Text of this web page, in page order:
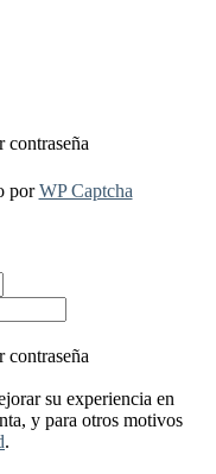
contraseña
porWP Captcha
contraseña
su experiencia en
y para otros motivos
.